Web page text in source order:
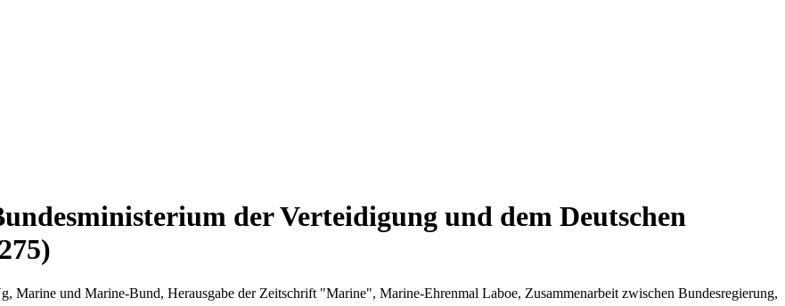
der Verteidigung und dem Deutschen
Marine und Marine-Bund, Herausgabe der Zeitschrift "Marine", Marine-Ehrenmal Laboe, Zusammenarbeit zwischen Bundesregierung,